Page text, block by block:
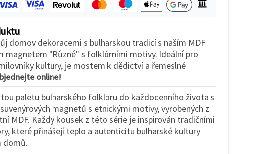
domov dekoracemi s bulharskou tradicí s naším MDF
magnetem "Různé" s folklórními motivy. Ideální pro
kultury, je mostem k dědictví a řemeslné
online!
paletu bulharského folkloru do každodenního života s
magnetů s etnickými motivy, vyrobených z
MDF. Každý kousek z této série je inspirován tradičními
které přinášejí teplo a autenticitu bulharské kultury
domů.